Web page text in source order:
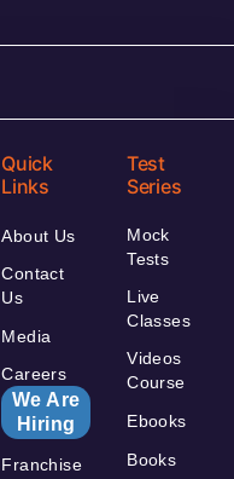
Quick
Links
About Us
Contact
Us
Media
Careers
We Are
Hiring
Franchise
Test
Series
Mock
Tests
Live
Classes
Videos
Course
Ebooks
Books